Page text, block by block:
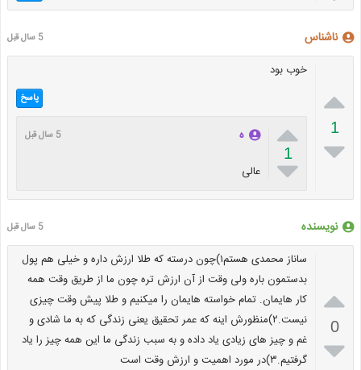
ناشناس 5 سال قبل

1

خوب بود
پاسخ

1

ه 5 سال قبل
عالی
نویسنده 5 سال قبل

0

ساناز محمدی هستم۱)چون درسته که طلا ارزش داره و خیلی هم پول
بدستمون باره ولی وقت از آن ارزش تره چون ما از طریق وقت همه
کار هایمان. تمام خواسته هایمان را میکنیم و طلا پیش وقت چیزی
نیست.۲)منظورش اینه که عمر تحقیق یعنی زندگی که به ما شادی و
غم و چیز های زیادی یاد داده و به سبب زندگی ما این همه چیز را یاد
گرفتیم.۳)در مورد اهمیت و ارزش وقت است